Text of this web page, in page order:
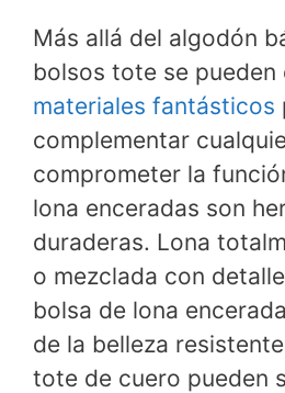
Más allá del algodón
bolsos tote se pueden
materiales fantásticos
complementar
comprometer la
lona enceradas son
duraderas. Lona
o mezclada con
bolsa de lona
de la belleza
tote de cuero pueden